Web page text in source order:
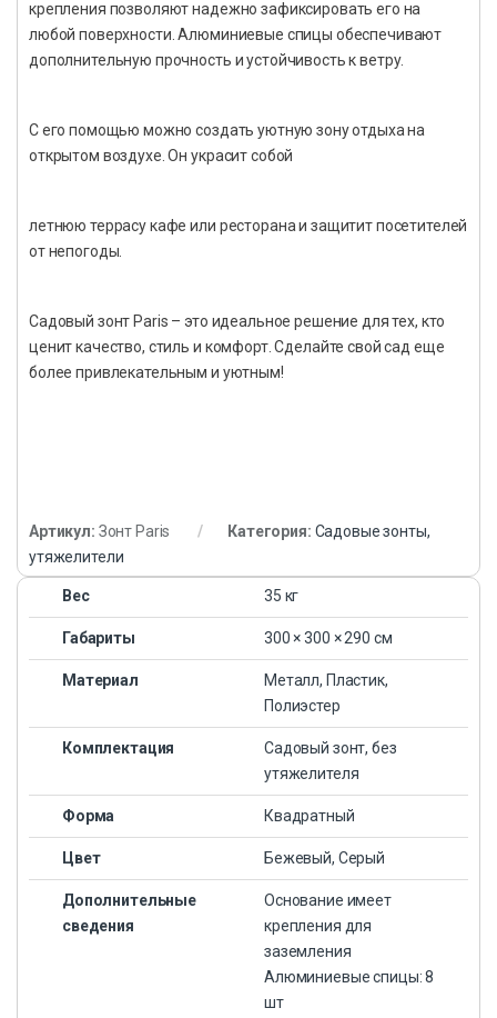
крепления позволяют надежно зафиксировать его на
любой поверхности. Алюминиевые спицы обеспечивают
дополнительную прочность и устойчивость к ветру.
С его помощью можно создать уютную зону отдыха на
открытом воздухе. Он украсит собой
летнюю террасу кафе или ресторана и защитит посетителей
от непогоды.
Садовый зонт Paris – это идеальное решение для тех, кто
ценит качество, стиль и комфорт. Сделайте свой сад еще
более привлекательным и уютным!
Артикул: Зонт Paris Категория: Садовые зонты,
утяжелители
Вес 35 кг
Габариты 300 × 300 × 290 см
Материал
Металл, Пластик,
Полиэстер
Комплектация
Садовый зонт, без
утяжелителя
Форма Квадратный
Цвет Бежевый, Серый
Дополнительные
сведения
Основание имеет
крепления для
заземления
Алюминиевые спицы: 8
шт